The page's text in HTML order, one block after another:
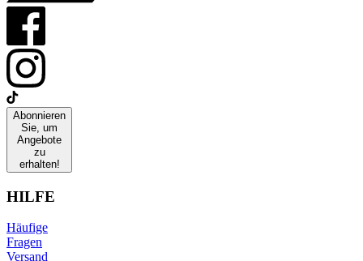
Abonnieren
Sie, um
Angebote
zu
erhalten!
HILFE
Häufige
Fragen
Versand